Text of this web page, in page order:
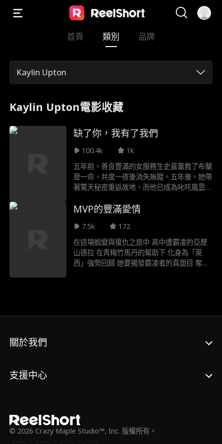
首頁 類別 品牌
Kaylin Upton
Kaylin Upton電影收藏
缺了你，我有了我們
100.4k
1k
五年前，善良豐滿的女服務生史嘉蕾救了布蘭
登一命，共度一夜後消失無蹤。五年後，她帶
著驚天秘密重返故地，而他已成為叱吒風雲的
可愛女兒。
MVP的豐滿愛情
7.5k
172
在這場蛻變與復仇之旅中 高中遭霸凌的亞歷
山德拉 在青梅竹馬丹的幫助下 化身為「萊
西」強勢回歸 她要揭發霸凌者的真面目 奪回
關於我們
支援中心
© 2026 Crazy Maple Studio™, Inc. 版權所有。